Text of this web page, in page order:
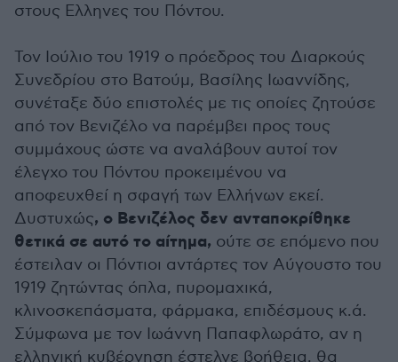
στους Ελληνες του Πόντου.
Τον Ιούλιο του 1919 ο πρόεδρος του Διαρκούς
Συνεδρίου στο Βατούμ, Βασίλης Ιωαννίδης,
συνέταξε δύο επιστολές με τις οποίες ζητούσε
από τον Βενιζέλο να παρέμβει προς τους
συμμάχους ώστε να αναλάβουν αυτοί τον
έλεγχο του Πόντου προκειμένου να
αποφευχθεί η σφαγή των Ελλήνων εκεί.
Δυστυχώς, ο Βενιζέλος δεν ανταποκρίθηκε
θετικά σε αυτό το αίτημα, ούτε σε επόμενο που
έστειλαν οι Πόντιοι αντάρτες τον Αύγουστο του
1919 ζητώντας όπλα, πυρομαχικά,
κλινοσκεπάσματα, φάρμακα, επιδέσμους κ.ά.
Σύμφωνα με τον Ιωάννη Παπαφλωράτο, αν η
ελληνική κυβέρνηση έστελνε βοήθεια, θα